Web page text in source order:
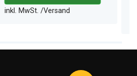
inkl. MwSt. /Versand